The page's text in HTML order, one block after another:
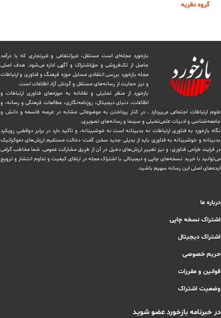
گروه نظریه
بازخورد مجله‌ای است مستقل، غیرانتفاعی و غیرتجاری که با درآمد
حاصل از تک‌فروشی و حق‌اشتراک و آگهی اداره می‌شود. ‏هدف اصلی
مجله بازخورد بررسی انتقادی مسایل حوزه فرهنگ و فناوری و ارتباطات
و نیز حمایت از رسانه‌های مستقل و‌ گردش ‏آزاد اطلاعات است.
بازخورد از منظر تحلیلی و نقادانه به حوزه‌های فناوری ارتباطات و
اطلاعات، دنیای دیجیتال، روزنامه‌نگاری، ‏مطالعات فرهنگی و رسانه، و
علوم ارتباطات اجتماعی می‌پردازد ــ در کنار پرداختن به موضوعاتی مشابه در عرصه فلسفه و دانش و
‏جامعه‌شناسی و ادبیات علمی‌تخیلی و سینما و رسانه‌های تصویری.
نگاه بازخورد به فناوری ارتباطات نه بدبینانه است نه خوشبینانه، و تأکید دارد ‏در برابر دوقطبیِ رویکرد
بدبینانه و خوشبینانه به فناوری باید از بدیلی جدید سخن گفت: دخالت مستقیم ارزش‌های دموکراتیک
در ‏فرایند طراحی فناوری، و نیز تغییر ارزش‌های دخيل در آن از طریق مشاركت عمومی. شما مخاطب گرامی
می‌توانید با خرید نسخه‌های چاپی و دیجیتالی یا ‏اشتراک مجله در ارتقای کیفیت و تداوم انتشار و ترویج
ایده‌های اصلی این رسانه سهیم باشید.
درباره ما
اشتراک نسخه چاپی
اشتراک دیجیتال
حریم خصوصی
قوانین و مقررات
وضعیت اشتراک
در خبرنامه بازخورد عضو شوید